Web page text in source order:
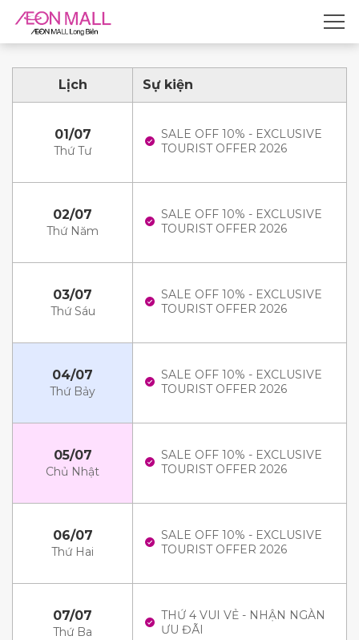
Lịch Sự kiện
01/07
Thứ Tư
SALE OFF 10% - EXCLUSIVE
TOURIST OFFER 2026
02/07
Thứ Năm
SALE OFF 10% - EXCLUSIVE
TOURIST OFFER 2026
03/07
Thứ Sáu
SALE OFF 10% - EXCLUSIVE
TOURIST OFFER 2026
04/07
Thứ Bảy
SALE OFF 10% - EXCLUSIVE
TOURIST OFFER 2026
05/07
Chủ Nhật
SALE OFF 10% - EXCLUSIVE
TOURIST OFFER 2026
06/07
Thứ Hai
SALE OFF 10% - EXCLUSIVE
TOURIST OFFER 2026
07/07
Thứ Ba
THỨ 4 VUI VẺ - NHẬN NGÀN
ƯU ĐÃI